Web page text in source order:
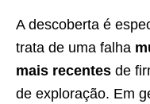
A descoberta é
trata de uma falha
mais recentes de
de exploração. Em